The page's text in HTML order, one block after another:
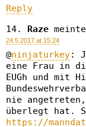
Reply
Raze
24.5.2017 at 15:24
@ninjaturkey:
eine Frau in
EUGh und mit
nie
überlegt hat.
https://